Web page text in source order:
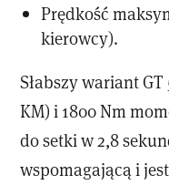
Prędkość
kierowcy).
Słabszy wariant
KM) i 1800 Nm
do setki w 2,8
wspomagającą i